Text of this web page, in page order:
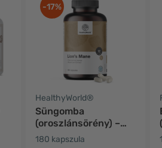
-17%
HealthyWorld®
Süngomba
(oroszlánsörény) –
gomba
180 kapszula